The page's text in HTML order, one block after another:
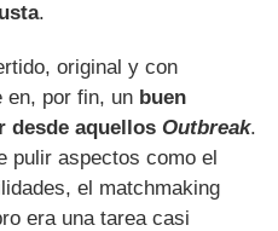
.
original y con
en, por fin, un buen
desde aquellosOutbreak.
pulir aspectos como el
el matchmaking
era una tarea casi